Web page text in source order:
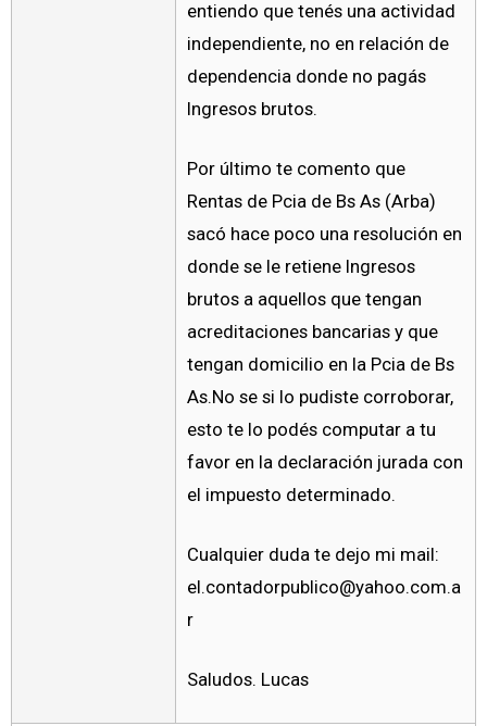
entiendo que tenés una actividad
independiente, no en relación de
dependencia donde no pagás
Ingresos brutos.
Por último te comento que
Rentas de Pcia de Bs As (Arba)
sacó hace poco una resolución en
donde se le retiene Ingresos
brutos a aquellos que tengan
acreditaciones bancarias y que
tengan domicilio en la Pcia de Bs
As.No se si lo pudiste corroborar,
esto te lo podés computar a tu
favor en la declaración jurada con
el impuesto determinado.
Cualquier duda te dejo mi mail:
el.contadorpublico@yahoo.com.a
r
Saludos. Lucas